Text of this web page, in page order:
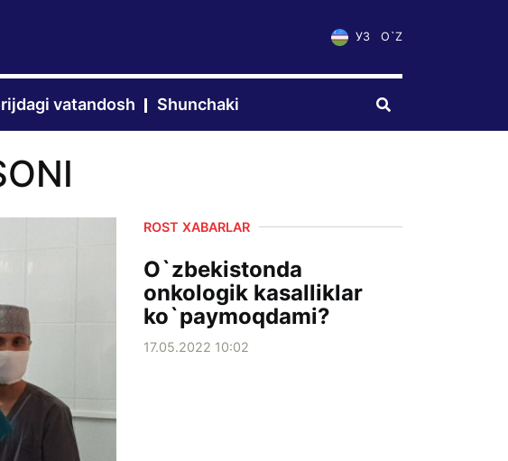
УЗ O`Z
vatandosh Shunchaki
ROST XABARLAR
O`zbekistonda
onkologik kasalliklar
ko`paymoqdami?
17.05.2022 10:02